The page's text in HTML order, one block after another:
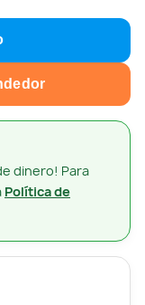
dinero! Para
Política de